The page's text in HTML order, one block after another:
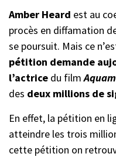
Amber Heard est au
procès en diffamation
se poursuit. Mais ce
pétition demande
l’actrice du film
des deux millions de
En effet, la pétition en
atteindre les trois
cette pétition on